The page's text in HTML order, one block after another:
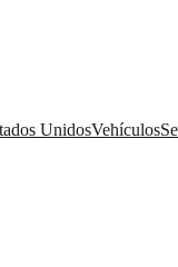
UnidosVehículos